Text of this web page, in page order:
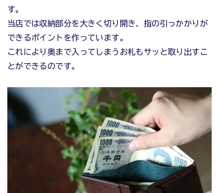
す。
当店では収納部分を大きく切り開き、指の引っかかりが
できるポイントを作っています。
これにより奥まで入ってしまうお札もサッと取り出すこ
とができるのです。